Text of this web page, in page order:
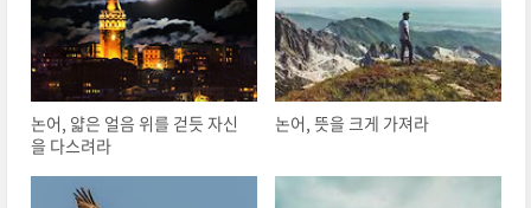
논어, 얇은 얼음 위를 걷듯 자신
을 다스려라
논어, 뜻을 크게 가져라